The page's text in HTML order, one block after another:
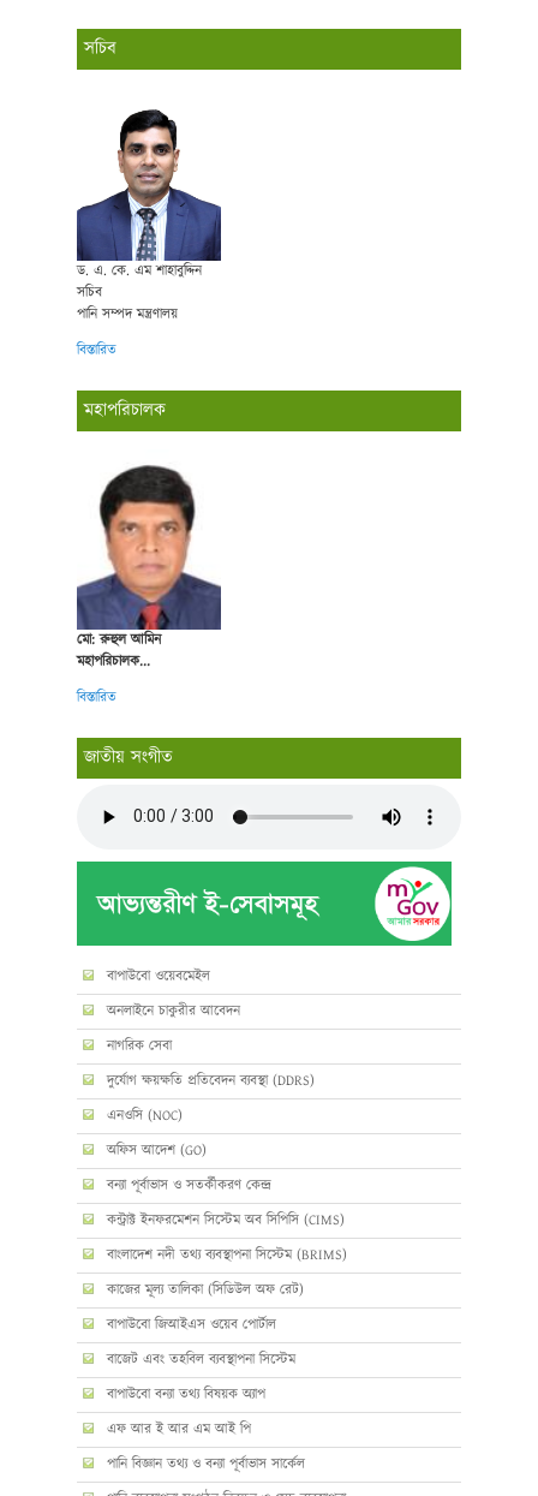
সচিব
ড. এ. কে. এম শাহাবুদ্দিন
সচিব
পানি সম্পদ মন্ত্রণালয়
বিস্তারিত
মহাপরিচালক
মো: রুহুল আমিন
মহাপরিচালক...
বিস্তারিত
জাতীয় সংগীত
বাপাউবো ওয়েবমেইল
অনলাইনে চাকুরীর আবেদন
নাগরিক সেবা
দুর্যোগ ক্ষয়ক্ষতি প্রতিবেদন ব্যবস্থা (DDRS)
এনওসি (NOC)
অফিস আদেশ (GO)
বন্যা পূর্বাভাস ও সতর্কীকরণ কেন্দ্র
কন্ট্রাক্ট ইনফরমেশন সিস্টেম অব সিপিসি (CIMS)
বাংলাদেশ নদী তথ্য ব্যবস্থাপনা সিস্টেম (BRIMS)
কাজের মূল্য তালিকা (সিডিউল অফ রেট)
বাপাউবো জিআইএস ওয়েব পোর্টাল
বাজেট এবং তহবিল ব্যবস্থাপনা সিস্টেম
বাপাউবো বন্যা তথ্য বিষয়ক অ্যাপ
এফ আর ই আর এম আই পি
পানি বিজ্ঞান তথ্য ও বন্যা পূর্বাভাস সার্কেল